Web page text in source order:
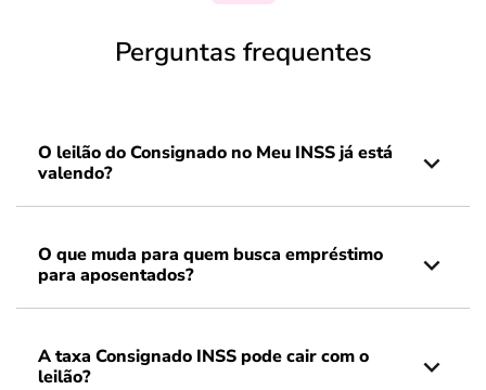
Perguntas frequentes
O leilão do Consignado no Meu INSS já está
valendo?
O que muda para quem busca empréstimo
para aposentados?
A taxa Consignado INSS pode cair com o
leilão?